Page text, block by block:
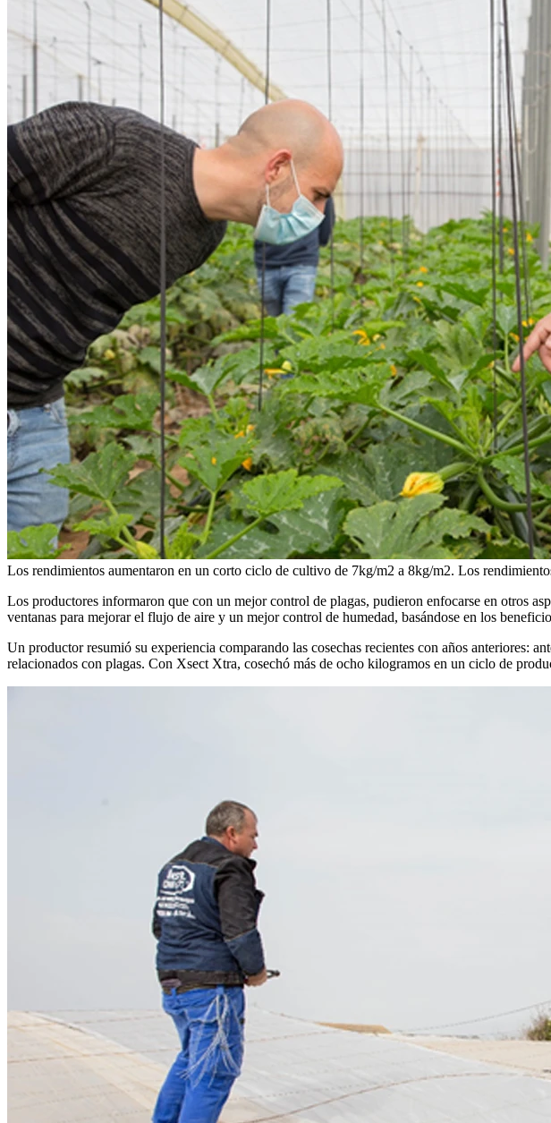
Los rendimientos aumentaron en un corto ciclo de cultivo de 7kg/m2 a 8kg/m2. Los
Los productores informaron que con un mejor control de plagas, pudieron enfocarse en otros
ventanas para mejorar el flujo de aire y un mejor control de humedad, basándose en los
Un productor resumió su experiencia comparando las cosechas recientes con años anteriores:
relacionados con plagas. Con Xsect Xtra, cosechó más de ocho kilogramos en un ciclo de